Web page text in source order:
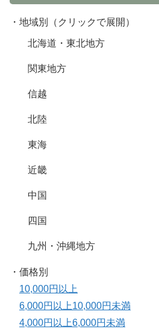
・地域別（クリックで展開）
北海道・東北地方
関東地方
信越
北陸
東海
近畿
中国
四国
九州・沖縄地方
・価格別
10,000円以上
6,000円以上10,000円未満
4,000円以上6,000円未満